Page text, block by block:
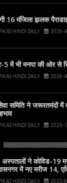
16 मंजिला झलक
HINDI DAILY 2026-
5 में भी मनपा की ओर से
HINDI DAILY 2026-
समिति ने जरूरतमंदों में
HINDI DAILY 2025-
ने कोविड-19
में नए मरीज 14,
252HINDI DAILY 2020-